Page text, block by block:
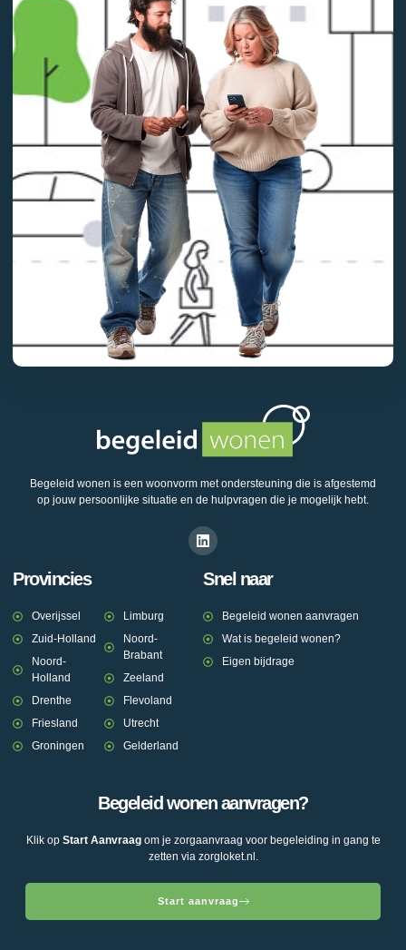
Begeleid wonen is een woonvorm met ondersteuning die is afgestemd
op jouw persoonlijke situatie en de hulpvragen die je mogelijk hebt.
Provincies
Overijssel
Zuid-Holland
Noord-
Holland
Drenthe
Friesland
Groningen
Limburg
Noord-
Brabant
Zeeland
Flevoland
Utrecht
Gelderland
Snel naar
Begeleid wonen aanvragen
Wat is begeleid wonen?
Eigen bijdrage
Begeleid wonen aanvragen?
Klik op Start Aanvraagom je zorgaanvraag voor begeleiding in gang te
zetten via zorgloket.nl.
Start aanvraag